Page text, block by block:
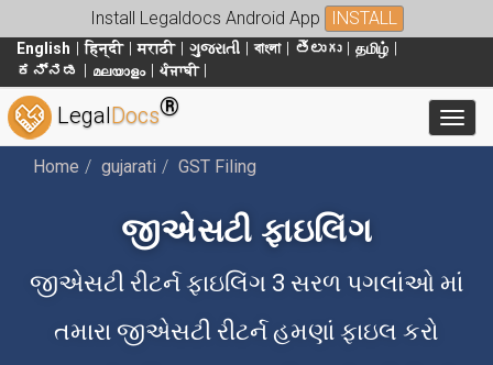
Install Legaldocs Android App INSTALL
English हिन्दी मराठी ગુજરાતી বাংলা తెలుగు
தமிழ்
ಕನ್ನಡ
മലയാളം ਪੰਜਾਬੀ
LegalDocs®
Home gujarati GST Filing
જીએસટી ફાઇલિંગ
જીએસટી રીટર્ન ફાઇલિંગ 3 સરળ પગલાંઓ માં
તમારા જીએસટી રીટર્ન હમણાં ફાઇલ કરો